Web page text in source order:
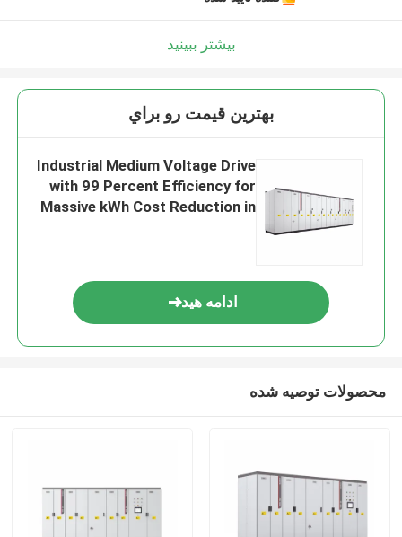
بیشتر ببینید
بهترين قيمت رو براي
Industrial Medium Voltage Drive
with 99 Percent Efficiency for
Massive kWh Cost Reduction in
ادامه هید
محصولات توصیه شده